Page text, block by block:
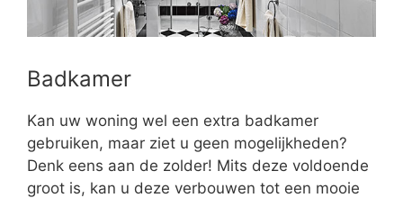
Badkamer
Kan uw woning wel een extra badkamer
gebruiken, maar ziet u geen mogelijkheden?
Denk eens aan de zolder! Mits deze voldoende
groot is, kan u deze verbouwen tot een mooie